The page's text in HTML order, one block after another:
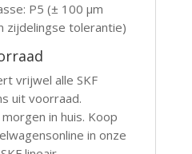
P5 (± 100 µm
zijdelingse tolerantie)
vrijwel alle SKF
uit voorraad.
in huis. Koop
in onze